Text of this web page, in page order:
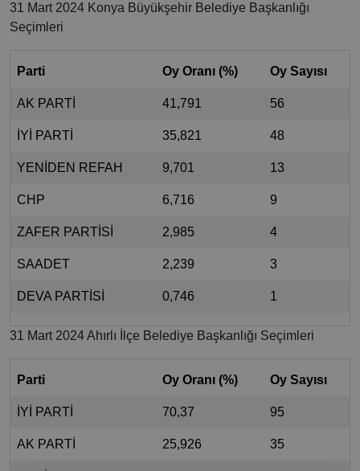
31 Mart 2024 Konya Büyükşehir Belediye Başkanlığı
Seçimleri
Parti Oy Oranı (%) Oy Sayısı
AK PARTİ 41,791 56
İYİ PARTİ 35,821 48
YENİDEN REFAH 9,701 13
CHP 6,716 9
ZAFER PARTİSİ 2,985 4
SAADET 2,239 3
DEVA PARTİSİ 0,746 1
31 Mart 2024 Ahırlı İlçe Belediye Başkanlığı Seçimleri
Parti Oy Oranı (%) Oy Sayısı
İYİ PARTİ 70,37 95
AK PARTİ 25,926 35